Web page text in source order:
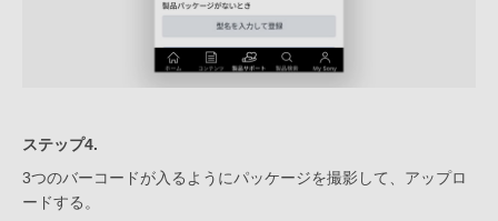
ステップ4.
3つのバーコードが入るようにパッケージを撮影して、アップロ
ードする。